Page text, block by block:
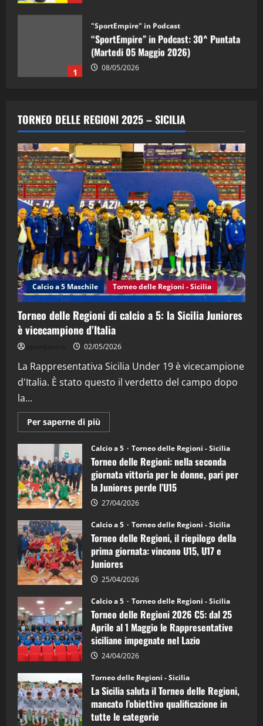
1
"SportEmpire" in Podcast
“SportEmpire” in Podcast: 30^ Puntata
(Martedi 05 Maggio 2026)
08/05/2026
2
“SportEmpire” in Podcast: 29^ Puntata
(Martedi 28 Aprile 2026)
28/04/2026
3
"SportEmpire" in Podcast
“SportEmpire” in Podcast: 28^ Puntata
(Martedi 21 Aprile 2026)
21/04/2026
4
"SportEmpire" in Podcast Sport News
“SportEmpire” in Podcast: 27^ Puntata
(Martedi 14 Aprile 2026)
15/04/2026
"SportEmpire" in Podcast
“SportEmpire” in Podcast: 26^ Puntata
08/04/2026
TORNEO DELLE REGIONI 2025 – SICILIA
Calcio a 5 Maschile Torneo delle Regioni - Sicilia
Torneo delle Regioni di calcio a 5: la Sicilia Juniores
è vicecampione d’Italia
02/05/2026
La Rappresentativa Sicilia Under 19 è vicecampione
d'Italia. È stato questo il verdetto del campo dopo
la...
Per saperne di più
informazioni
Torneo
delle
Regioni
di
calcio
a
5:
la
Juniores
è
vicecampione
d’Italia
Calcio a 5 Torneo delle Regioni - Sicilia
Torneo delle Regioni: nella seconda
giornata vittoria per le donne, pari per
la Juniores perde l’U15
27/04/2026
Calcio a 5 Torneo delle Regioni - Sicilia
Torneo delle Regioni, il riepilogo della
prima giornata: vincono U15, U17 e
Juniores
25/04/2026
Calcio a 5 Torneo delle Regioni - Sicilia
Torneo delle Regioni 2026 C5: dal 25
Aprile al 1 Maggio le Rappresentative
siciliane impegnate nel Lazio
24/04/2026
Torneo delle Regioni - Sicilia
La Sicilia saluta il Torneo delle Regioni,
mancato l’obiettivo qualificazione in
tutte le categorie